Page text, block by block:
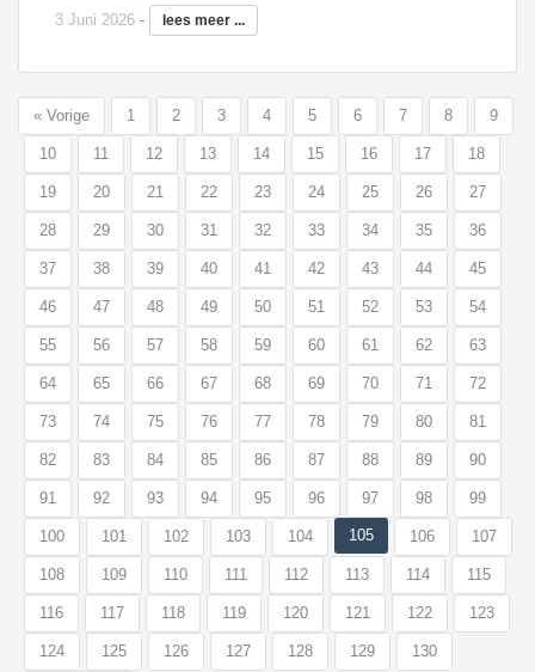
3 Juni 2026 - lees meer ...
« Vorige 1 2 3 4 5 6 7 8 9
10 11 12 13 14 15 16 17 18
19 20 21 22 23 24 25 26 27
28 29 30 31 32 33 34 35 36
37 38 39 40 41 42 43 44 45
46 47 48 49 50 51 52 53 54
55 56 57 58 59 60 61 62 63
64 65 66 67 68 69 70 71 72
73 74 75 76 77 78 79 80 81
82 83 84 85 86 87 88 89 90
91 92 93 94 95 96 97 98 99
100 101 102 103 104 105 106 107
108 109 110 111 112 113 114 115
116 117 118 119 120 121 122 123
124 125 126 127 128 129 130